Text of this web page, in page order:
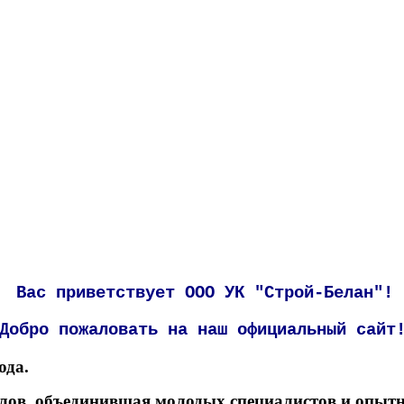
Вас приветствует ООО УК "Строй-Белан"!
пожаловать на наш официальный